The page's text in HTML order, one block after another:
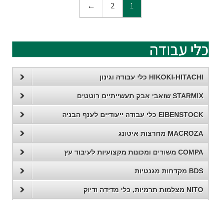
כלי עבודה
HIKOKI-HITACHI כלי עבודה וגינון
STARMIX שואבי אבק תעשייתיים רוטטים
EIBENSTOCK כלי עבודה ייעודיים לענף הבניה
MACROZA מחרצות איטונג
COMPA משורים ומכונות מקצועיות לעיבוד עץ
BDS מקדחות מגנטיות
NITO מצלמות תרמיות, כלי מדידה ודיוק
1
2
←